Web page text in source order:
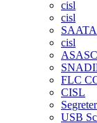
cisl
cisl
SAATA
cisl
FLC
CISL
USB